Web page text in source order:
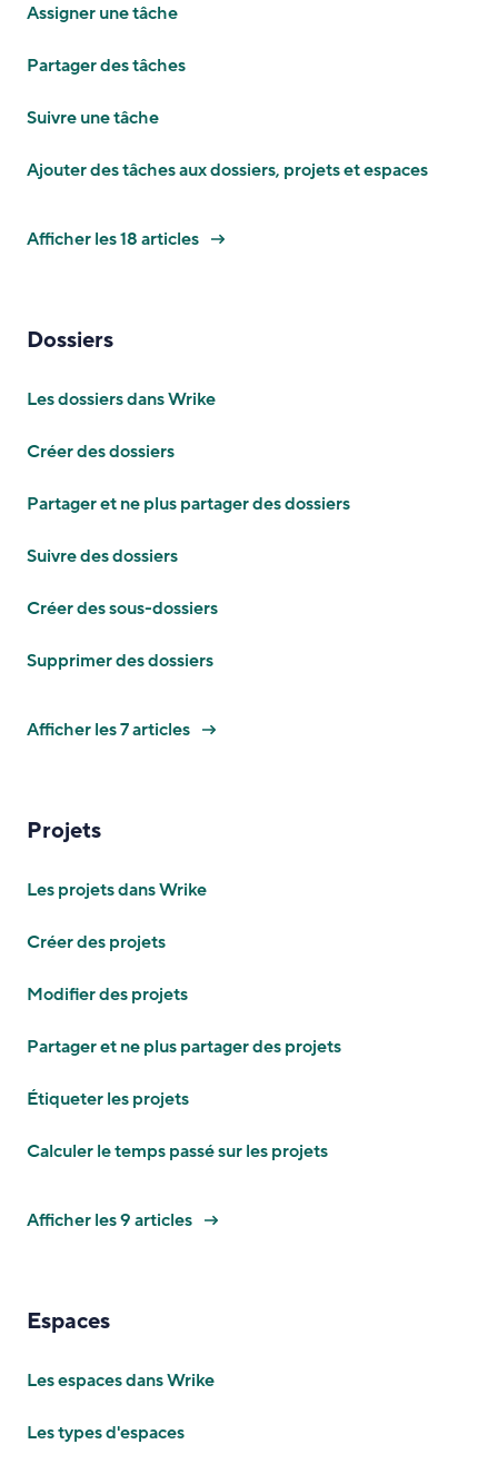
Assigner une tâche
Partager des tâches
Suivre une tâche
Ajouter des tâches aux dossiers, projets et espaces
Afficher les 18 articles
Dossiers
Les dossiers dans Wrike
Créer des dossiers
Partager et ne plus partager des dossiers
Suivre des dossiers
Créer des sous-dossiers
Supprimer des dossiers
Afficher les 7 articles
Projets
Les projets dans Wrike
Créer des projets
Modifier des projets
Partager et ne plus partager des projets
Étiqueter les projets
Calculer le temps passé sur les projets
Afficher les 9 articles
Espaces
Les espaces dans Wrike
Les types d'espaces